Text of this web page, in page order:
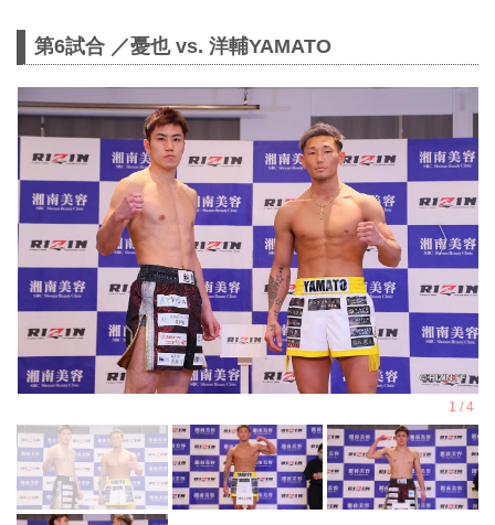
第6試合 ／憂也 vs. 洋輔YAMATO